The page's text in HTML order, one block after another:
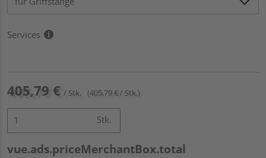
Services
405,79 € / Stk. (405,79 € / Stk.)
Stk.
vue.ads.priceMerchantBox.total